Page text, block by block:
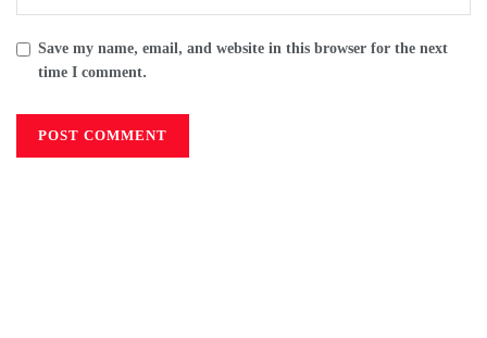
Save my name, email, and website in this browser for the next
time I comment.